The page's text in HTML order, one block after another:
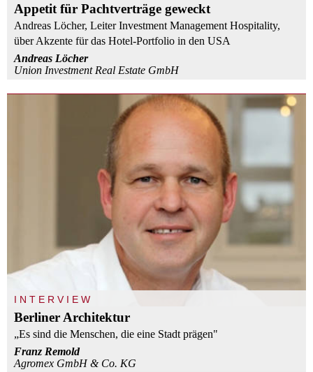
Appetit für Pachtverträge geweckt
Andreas Löcher, Leiter Investment Management Hospitality,
über Akzente für das Hotel-Portfolio in den USA
Andreas Löcher
Union Investment Real Estate GmbH
INTERVIEW
Berliner Architektur
„Es sind die Menschen, die eine Stadt prägen"
Franz Remold
Agromex GmbH & Co. KG